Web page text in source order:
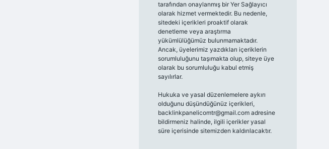
tarafından onaylanmış bir Yer Sağlayıcı
olarak hizmet vermektedir. Bu nedenle,
sitedeki içerikleri proaktif olarak
denetleme veya araştırma
yükümlülüğümüz bulunmamaktadır.
Ancak, üyelerimiz yazdıkları içeriklerin
sorumluluğunu taşımakta olup, siteye üye
olarak bu sorumluluğu kabul etmiş
sayılırlar.
Hukuka ve yasal düzenlemelere aykırı
olduğunu düşündüğünüz içerikleri,
backlinkpanelicomtr@gmail.comadresine
bildirmeniz halinde, ilgili içerikler yasal
süre içerisinde sitemizden kaldırılacaktır.